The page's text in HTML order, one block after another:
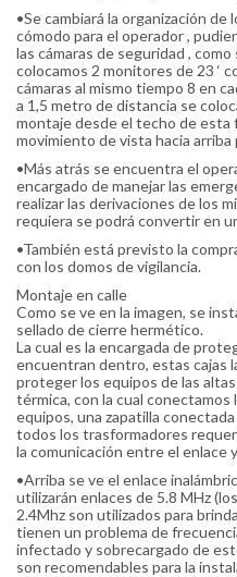
•Se cambiará la organización
cómodo para el operador ,
las cámaras de seguridad ,
colocamos 2 monitores de 23 ‘
cámaras al mismo tiempo 8 en
a 1,5 metro de distancia se
montaje desde el techo de esta
movimiento de vista hacia arriba
•Más atrás se encuentra el
encargado de manejar las
realizar las derivaciones de los
requiera se podrá convertir en
•También está previsto la
con los domos de vigilancia.
Montaje en calle
Como se ve en la imagen, se
sellado de cierre hermético.
La cual es la encargada de
encuentran dentro, estas cajas
proteger los equipos de las
térmica, con la cual conectamos
equipos, una zapatilla
todos los trasformadores
la comunicación entre el enlace
•Arriba se ve el enlace
utilizarán enlaces de 5.8 MHz
2.4Mhz son utilizados para
tienen un problema de
infectado y sobrecargado de
son recomendables para la